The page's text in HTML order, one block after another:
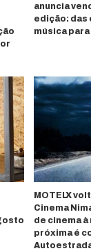
anuncia
edição: das
música
MOTELX
Cinema
de cinema
próxima é